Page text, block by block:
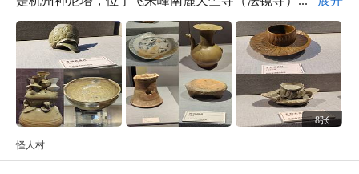
8张
怪人村